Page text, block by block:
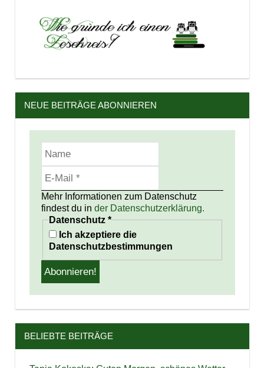
NEUE BEITRÄGE ABONNIEREN
Mehr Informationen zum Datenschutz
findest du in der Datenschutzerklärung.
Datenschutz *
Ich akzeptiere die
Datenschutzbestimmungen
BELIEBTE BEITRÄGE